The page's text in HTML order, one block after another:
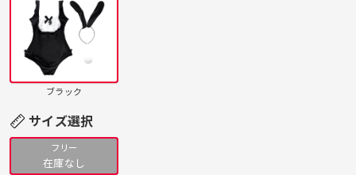
ブラック
サイズ選択
フリー
在庫なし